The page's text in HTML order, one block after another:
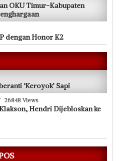
OKU Timur-Kabupaten
dengan Honor K2
‘Keroyok’ Sapi
26848 Views
Hendri Dijebloskan ke